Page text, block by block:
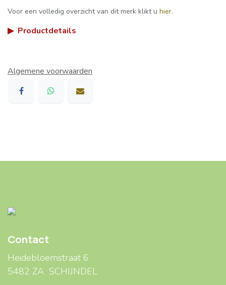
Voor een volledig overzicht van dit merk klikt u hier.
▶ Productdetails
Algemene voorwaarden
Contact
Heidebloemstraat 6
5482 ZA SCHIJNDEL